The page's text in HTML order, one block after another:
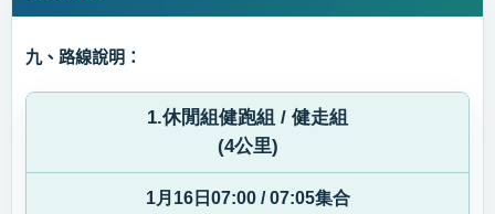
九、路線說明：
1.休閒組健跑組 / 健走組
(4公里)
1月16日07:00 / 07:05集合